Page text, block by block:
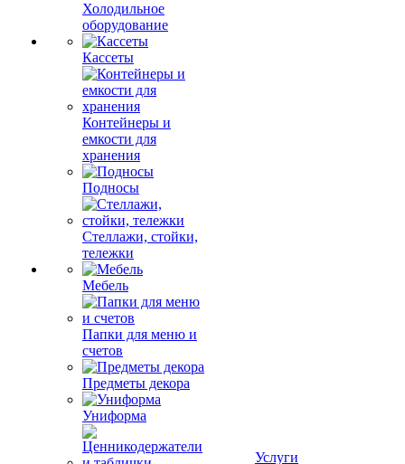
Холодильное
оборудование
Кассеты
Контейнеры и
емкости для
хранения
Подносы
Стеллажи, стойки,
тележки
Мебель
Папки для меню и
счетов
Предметы декора
Униформа
Услуги